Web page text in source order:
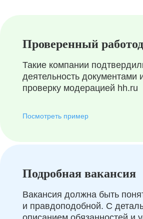
Проверенный
Такие компании
деятельность документами
проверку модерацией hh.ru
Посмотреть пример
Подробная вакансия
Вакансия должна быть
и правдоподобной. С